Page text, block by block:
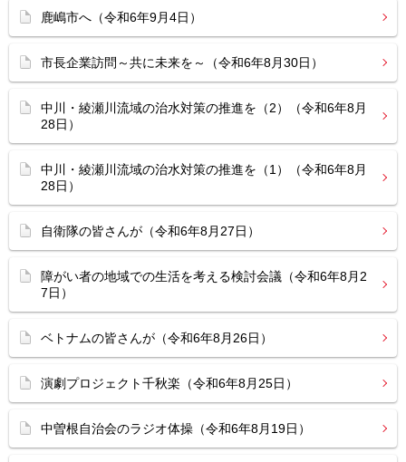
鹿嶋市へ（令和6年9月4日）
市長企業訪問～共に未来を～（令和6年8月30日）
中川・綾瀬川流域の治水対策の推進を（2）（令和6年8月
28日）
中川・綾瀬川流域の治水対策の推進を（1）（令和6年8月
28日）
自衛隊の皆さんが（令和6年8月27日）
障がい者の地域での生活を考える検討会議（令和6年8月2
7日）
ベトナムの皆さんが（令和6年8月26日）
演劇プロジェクト千秋楽（令和6年8月25日）
中曽根自治会のラジオ体操（令和6年8月19日）